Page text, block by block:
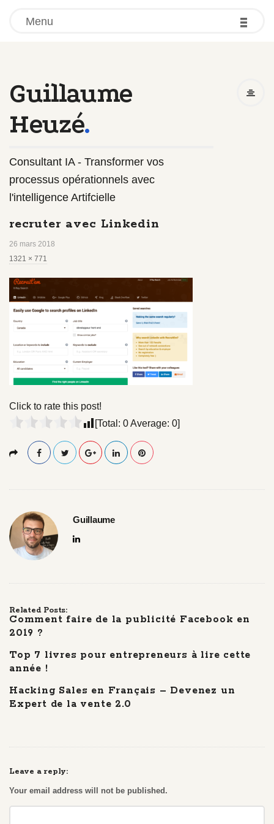
Menu -
-
-
Guillaume
Heuzé.
Consultant IA - Transformer vos
processus opérationnels avec
l'intelligence Artifcielle
recruter avec Linkedin
26 mars 2018
F
s
1321 × 771
Click to rate this post!
[Total: 0Average: 0]
Guillaume
Related Posts:
Comment faire de la publicité Facebook en
2019 ?
Top 7 livres pour entrepreneurs à lire cette
année !
Hacking Sales en Français – Devenez un
Expert de la vente 2.0
Leave a reply:
Your email address will not be published.